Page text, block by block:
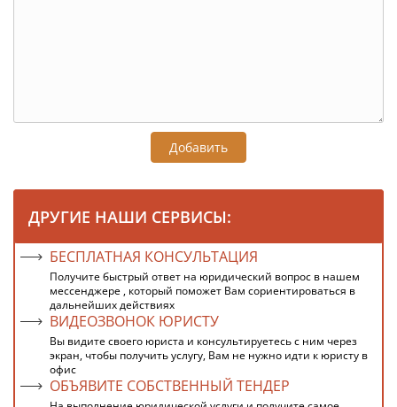
Добавить
ДРУГИЕ НАШИ СЕРВИСЫ:
БЕСПЛАТНАЯ КОНСУЛЬТАЦИЯ
Получите быстрый ответ на юридический вопрос в нашем
мессенджере , который поможет Вам сориентироваться в
дальнейших действиях
ВИДЕОЗВОНОК ЮРИСТУ
Вы видите своего юриста и консультируетесь с ним через
экран, чтобы получить услугу, Вам не нужно идти к юристу в
офис
ОБЪЯВИТЕ СОБСТВЕННЫЙ ТЕНДЕР